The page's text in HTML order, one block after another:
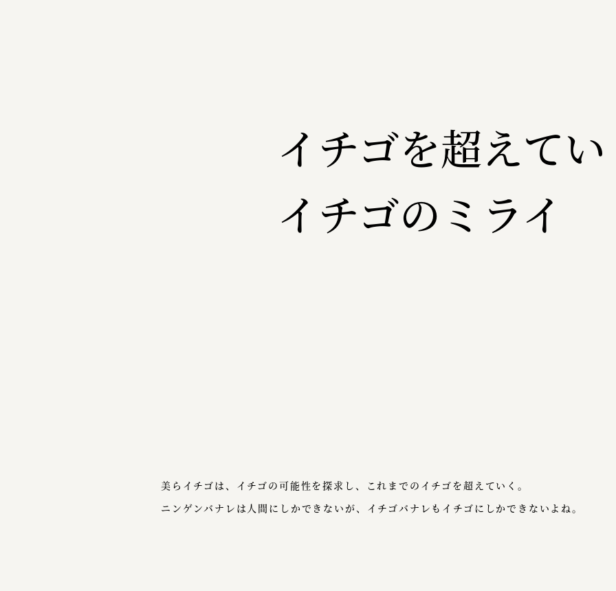
イチゴを超えて
イチゴのミライ
美らイチゴは、イチゴの可能性を探求し、これまでのイチゴを超えていく。
ニンゲンバナレは人間にしかできないが、イチゴバナレもイチゴにしかできないよね。